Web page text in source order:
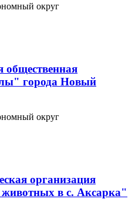
округ
общественная
города Новый
округ
организация
в с. Аксарка"